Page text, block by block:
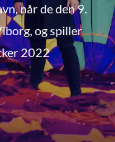
når de den 9.
og spiller
2022